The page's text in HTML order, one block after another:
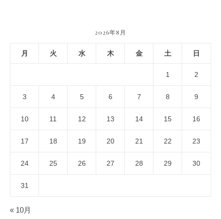
2026年8月
月 火 水 木 金 土 日
1 2
3 4 5 6 7 8 9
10 11 12 13 14 15 16
17 18 19 20 21 22 23
24 25 26 27 28 29 30
31
« 10月